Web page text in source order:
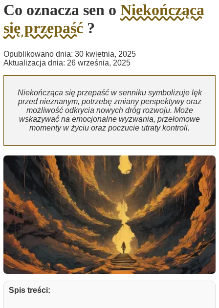
Co oznacza sen o Niekończąca
się przepaść ?
Opublikowano dnia: 30 kwietnia, 2025
Aktualizacja dnia: 26 września, 2025
Niekończąca się przepaść w senniku symbolizuje lęk
przed nieznanym, potrzebę zmiany perspektywy oraz
możliwość odkrycia nowych dróg rozwoju. Może
wskazywać na emocjonalne wyzwania, przełomowe
momenty w życiu oraz poczucie utraty kontroli.
Spis treści: